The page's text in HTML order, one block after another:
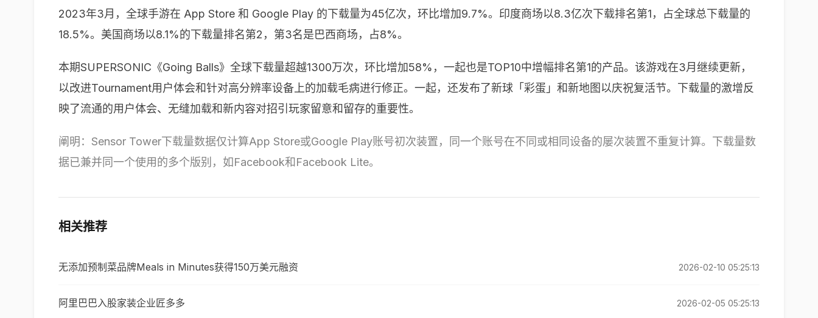
2023年3月，全球手游在 App Store 和 Google Play 的下载量为45亿次，环比增加9.7%。印度商场以8.3亿次下载排名第1，占全球总下载量的
18.5%。美国商场以8.1%的下载量排名第2，第3名是巴西商场，占8%。
本期SUPERSONIC《Going Balls》全球下载量超越1300万次，环比增加58%，一起也是TOP10中增幅排名第1的产品。该游戏在3月继续更新，
以改进Tournament用户体会和针对高分辨率设备上的加载毛病进行修正。一起，还发布了新球「彩蛋」和新地图以庆祝复活节。下载量的激增反
映了流通的用户体会、无缝加载和新内容对招引玩家留意和留存的重要性。
阐明：Sensor Tower下载量数据仅计算App Store或Google Play账号初次装置，同一个账号在不同或相同设备的屡次装置不重复计算。下载量数
据已兼并同一个使用的多个版别，如Facebook和Facebook Lite。
相关推荐
无添加预制菜品牌Meals in Minutes获得150万美元融资 2026-02-10 05:25:13
阿里巴巴入股家装企业匠多多 2026-02-05 05:25:13